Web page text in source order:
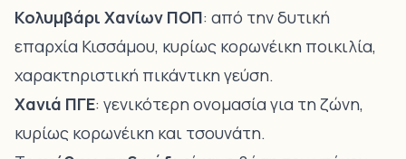
Κολυμβάρι Χανίων ΠΟΠ: από την δυτική
επαρχία Κισσάμου, κυρίως κορωνέικη ποικιλία,
χαρακτηριστική πικάντικη γεύση.
Χανιά ΠΓΕ: γενικότερη ονομασία για τη ζώνη,
κυρίως κορωνέικη και τσουνάτη.